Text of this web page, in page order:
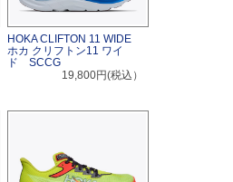
HOKA CLIFTON 11 WIDE
ホカ クリフトン11 ワイ
ド SCCG
19,800円(税込）